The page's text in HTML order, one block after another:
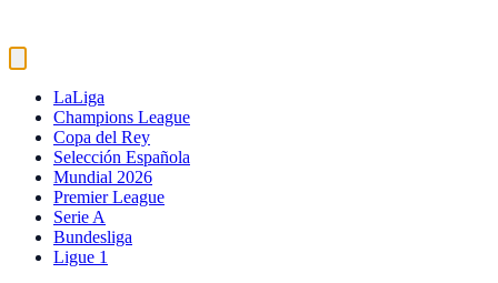
LaLiga
Champions League
Copa del Rey
Selección Española
Mundial 2026
Premier League
Serie A
Bundesliga
Ligue 1